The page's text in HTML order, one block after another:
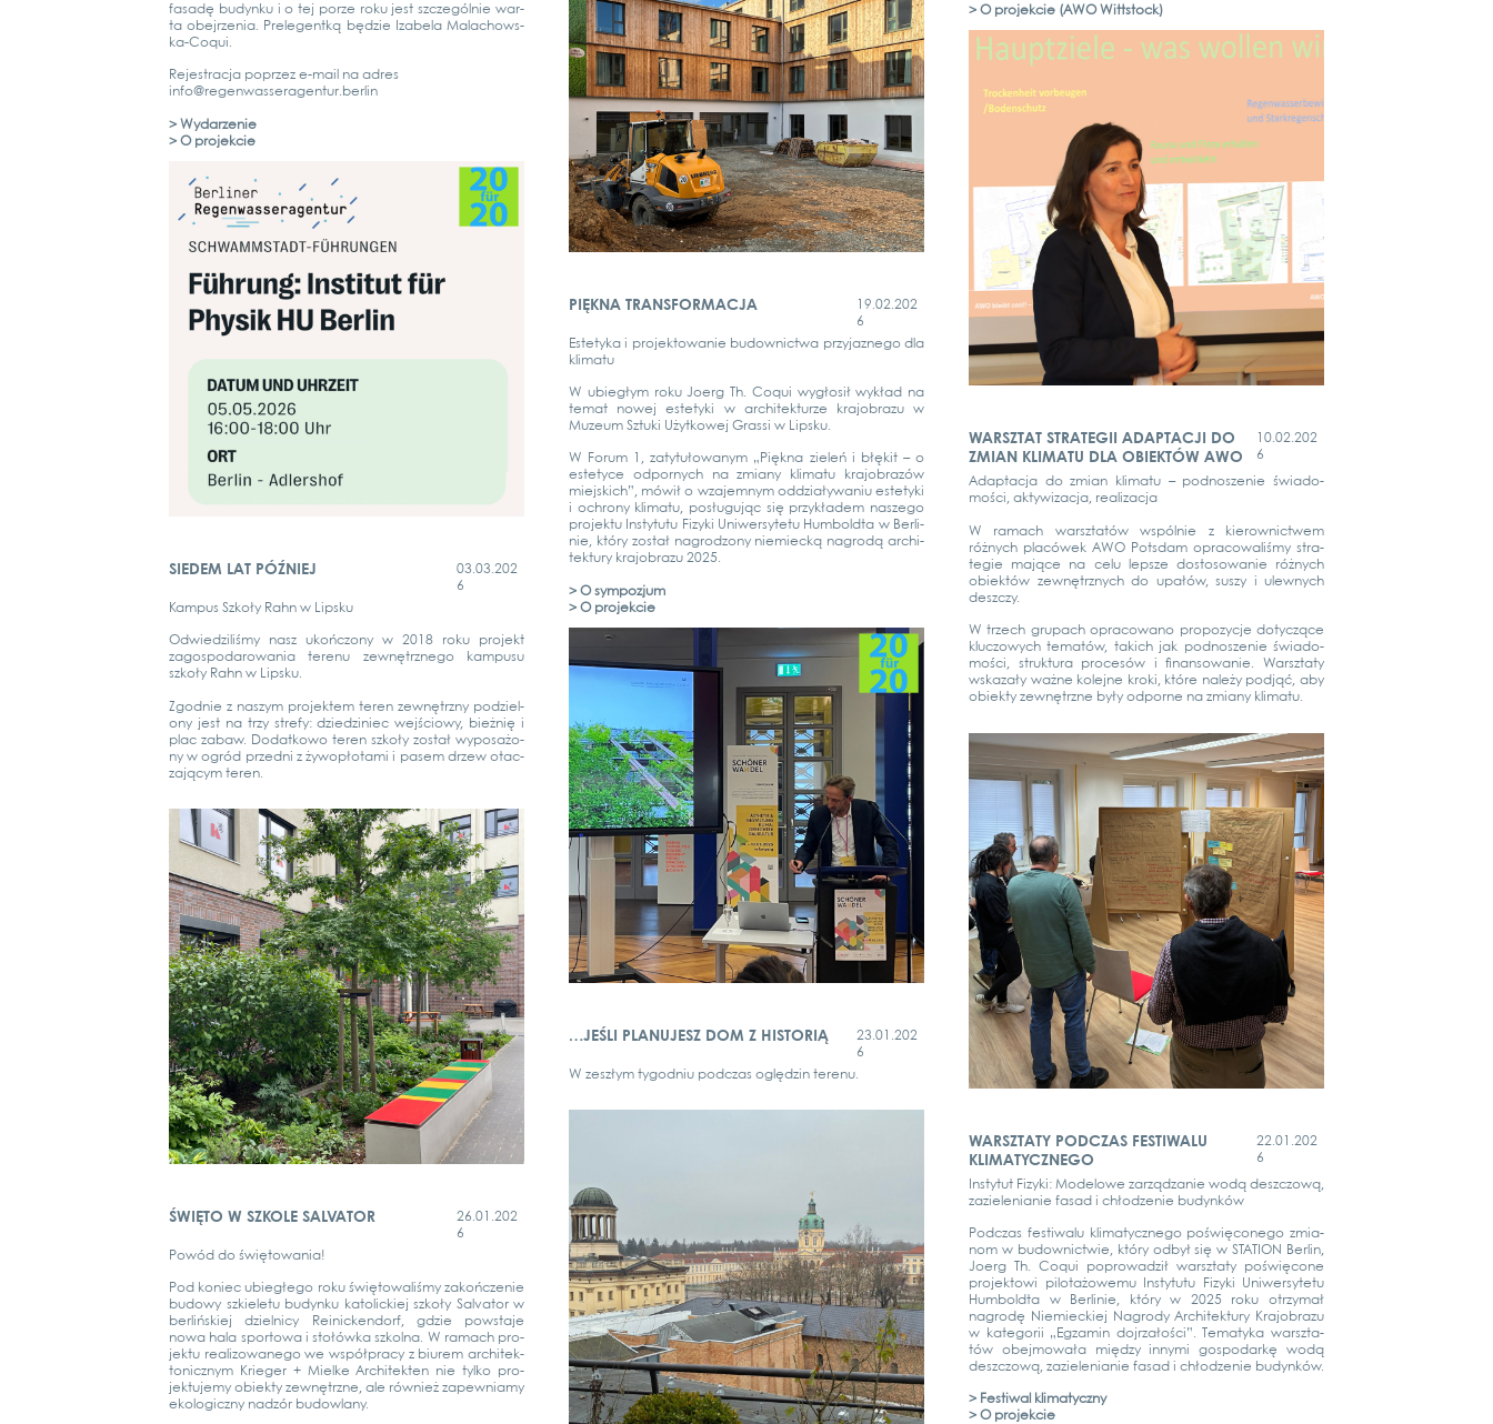
fasa­dę budyn­ku i o tej por­ze roku jest szc­ze­gól­nie war­
ta obe­jr­ze­nia. Pre­le­gent­ką będ­zie Iza­be­la Malachow­s­­
ka-Coqui.
Rejes­trac­ja poprzez e‑mail na adres
info@regenwasseragentur.berlin
> Wydar­ze­nie
> O pro­jek­cie
> O pro­jek­cie (AWO Witt­stock)
SIEDEM LAT PÓŹNIEJ
03.03.202
6
Kam­pus Szkoły Rahn w Lips­ku
Odwied­zi­liś­my nasz ukońc­z­o­ny w 2018 roku pro­jekt
zagos­po­da­rowa­nia terenu zewnę­trz­n­ego kam­pu­su
szkoły Rahn w Lips­ku.
Zgod­nie z nas­zym pro­jek­tem teren zewnę­trz­ny pod­zie­l­
o­ny jest na trzy stre­fy: dzied­zi­niec wejścio­wy, bież­nię i
plac zabaw. Dodat­ko­wo teren szkoły został wypo­saż­o­
ny w ogród przedni z żywopło­ta­mi i pasem drzew otac­
za­ją­cym teren.
PIĘKNA TRANSFORMACJA
19.02.202
6
Este­ty­ka i pro­jek­to­wa­nie budow­nict­wa przy­jaz­n­ego dla
kli­ma­tu
W ubie­głym roku Joerg Th. Coqui wygło­sił wykład na
temat nowej este­ty­ki w archi­tek­tur­ze kra­jobra­zu w
Muze­um Sztu­ki Użyt­ko­wej Gras­si w Lips­ku.
W Forum 1, zaty­tuło­wanym „Pię­k­na zie­leń i błękit – o
este­ty­ce odpor­nych na zmi­a­ny kli­ma­tu kra­jobra­zów
mie­js­kich”, mówił o wza­jem­nym oddziały­wa­niu este­ty­ki
i ochro­ny kli­ma­tu, posłu­gu­jąc się przy­kła­dem nas­ze­go
pro­jektu Ins­ty­tu­tu Fizy­ki Uni­wer­sy­te­tu Hum­bold­ta w Ber­li­
nie, który został nagrod­zo­ny nie­miecką nagro­dą archi­
tek­tu­ry kra­jobra­zu 2025.
> O sym­poz­jum
> O pro­jek­cie
WARSZTAT STRATEGII ADAPTACJI DO
ZMIAN KLIMATU DLA OBIEKTÓW AWO
10.02.202
6
Adaptac­ja do zmi­an kli­ma­tu – pod­no­sze­nie świa­do­
mości, akty­wi­zac­ja, rea­li­zac­ja
W ramach war­sz­ta­tów wspól­nie z kie­row­nict­wem
różnych placó­wek AWO Pots­dam opra­co­wa­liś­my stra­
te­gie mające na celu lepsze dosto­so­wa­nie różnych
obiek­tów zewnę­trz­nych do upałów, sus­zy i ulewnych
deszc­zy.
W trzech grup­ach opra­co­wa­no pro­po­zy­c­je doty­c­zące
kluc­zowych tema­tów, takich jak pod­no­sze­nie świa­do­
mości, struk­tu­ra pro­cesów i fin­an­so­wa­nie. War­sz­ta­ty
wska­zały waż­ne kole­j­ne kro­ki, któ­re należy pod­jąć, aby
obiek­ty zewnę­trz­ne były odpor­ne na zmi­a­ny kli­ma­tu.
ŚWIĘTO W SZKOLE SALVATOR
26.01.202
6
Powód do świę­to­wa­nia!
Pod koniec ubie­głe­go roku świę­to­wa­liś­my zakońc­ze­nie
budo­wy szkie­le­tu budyn­ku katoli­ckiej szkoły Sal­va­tor w
ber­lińs­kiej dziel­ni­cy Rei­ni­cken­dorf, gdzie pow­sta­je
nowa hala spor­to­wa i stołów­ka szkol­na. W ramach pro­
jektu rea­lizowa­n­ego we współpra­cy z biurem archi­tek­
to­nicz­nym Krie­ger + Miel­ke Archi­tek­ten nie tyl­ko pro­
jekt­u­je­my obiek­ty zewnę­trz­ne, ale rów­nież zapew­nia­my
eko­lo­gicz­ny nad­zór budow­la­ny.
…JEŚLI PLANUJESZ DOM Z HISTORIĄ
23.01.202
6
W zes­złym tygod­niu podc­z­as oględ­zin terenu.
WARSZTATY PODCZAS FESTIWALU
KLIMATYCZNEGO
22.01.202
6
Ins­ty­tut Fizy­ki: Modelo­we zar­ząd­za­nie wodą deszc­zową,
zazie­lenia­nie fasad i chłod­ze­nie budyn­ków
Podc­z­as fes­ti­wa­lu kli­ma­ty­cz­n­ego poś­wię­co­n­ego zmi­a­
nom w budow­nict­wie, który odbył się w STA­TI­ON Ber­lin,
Joerg Th. Coqui popro­wad­ził war­sz­ta­ty poś­wię­co­ne
pro­jek­to­wi pilo­tażo­we­mu Ins­ty­tu­tu Fizy­ki Uni­wer­sy­te­tu
Hum­bold­ta w Ber­li­nie, który w 2025 roku otrzy­mał
nagro­dę Nie­mieckiej Nagro­dy Archi­tek­tu­ry Kra­jobra­zu
w kate­go­rii „Egza­min dojr­załości”. Tema­ty­ka war­sz­ta­
tów obej­mo­wała międ­zy inny­mi gos­po­dar­kę wodą
deszc­zową, zazie­lenia­nie fasad i chłod­ze­nie budyn­ków.
> Fes­ti­wal kli­ma­ty­cz­ny
> O pro­jek­cie